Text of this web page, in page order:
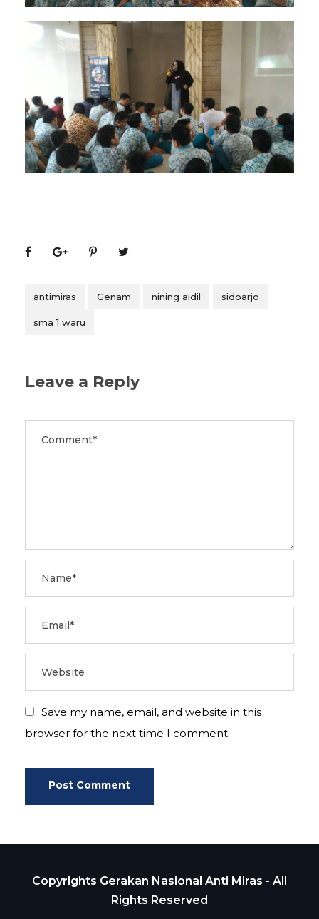
antimiras Genam nining aidil sidoarjo
sma 1 waru
Leave a Reply
Save my name, email, and website in this
browser for the next time I comment.
Copyrights Gerakan Nasional Anti Miras - All
Rights Reserved